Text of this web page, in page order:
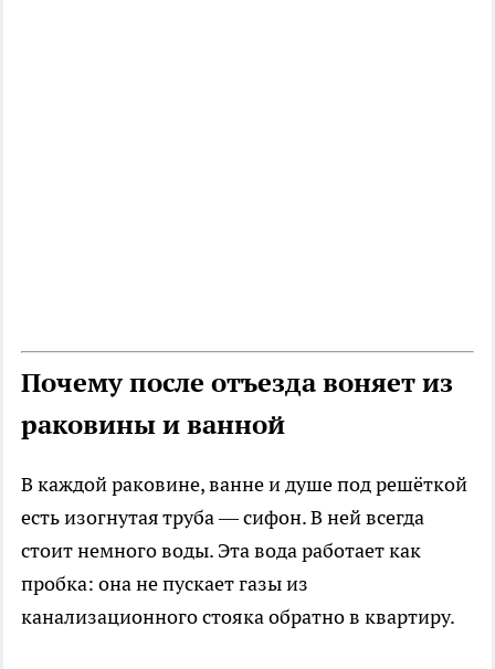
Почему после отъезда воняет из
раковины и ванной
В каждой раковине, ванне и душе под решёткой
есть изогнутая труба — сифон. В ней всегда
стоит немного воды. Эта вода работает как
пробка: она не пускает газы из
канализационного стояка обратно в квартиру.